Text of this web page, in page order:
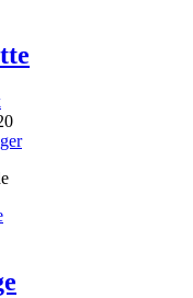
Hindbærsnitte